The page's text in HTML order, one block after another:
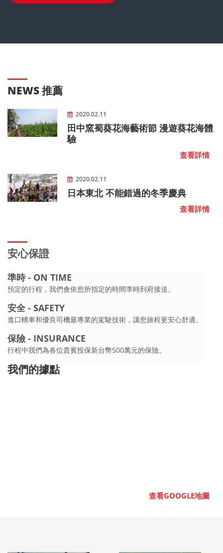
NEWS 推薦
2020.02.11
田中窯蜀葵花海藝術節 漫遊葵花海體
驗
查看詳情
2020.02.11
日本東北 不能錯過的冬季慶典
查看詳情
安心保證
TIME
，我們會依您所指定的時間準時到府接送。
優良司機最專業的駕駛技術，讓您旅程更安心舒適。
為各位貴賓投保新台幣500萬元的保險。
進口轎
我們的據點
查看GOOGLE地圖